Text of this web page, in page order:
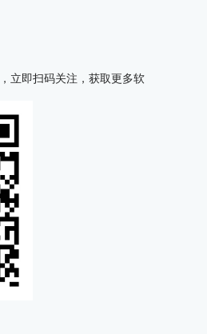
立即扫码关注，获取更多软